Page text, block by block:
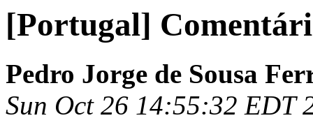
[Portugal]
Pedro Jorge de Sousa
Sun Oct 26 14:55:32 EDT